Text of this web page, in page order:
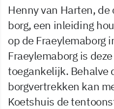
Henny van Harten,
borg, een inleiding
op de Fraeylemaborg
Fraeylemaborg is
toegankelijk. Behalve
borgvertrekken kan
Koetshuis de